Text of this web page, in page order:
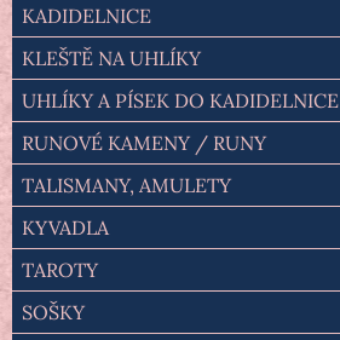
KADIDELNICE
KLEŠTĚ NA UHLÍKY
UHLÍKY A PÍSEK DO KADIDELNICE
RUNOVÉ KAMENY / RUNY
TALISMANY, AMULETY
KYVADLA
TAROTY
SOŠKY